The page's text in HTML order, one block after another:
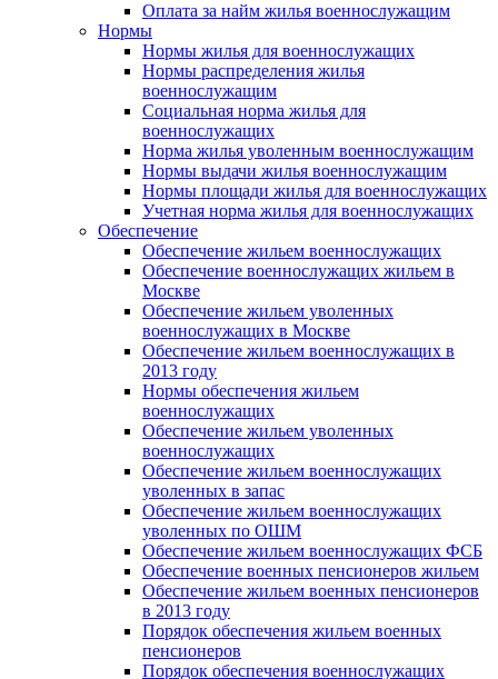
Оплата за найм жилья военнослужащим
Нормы
Нормы жилья для военнослужащих
Нормы распределения жилья
военнослужащим
Социальная норма жилья для
военнослужащих
Норма жилья уволенным военнослужащим
Нормы выдачи жилья военнослужащим
Нормы площади жилья для военнослужащих
Учетная норма жилья для военнослужащих
Обеспечение
Обеспечение жильем военнослужащих
Обеспечение военнослужащих жильем в
Москве
Обеспечение жильем уволенных
военнослужащих в Москве
Обеспечение жильем военнослужащих в
2013 году
Нормы обеспечения жильем
военнослужащих
Обеспечение жильем уволенных
военнослужащих
Обеспечение жильем военнослужащих
уволенных в запас
Обеспечение жильем военнослужащих
уволенных по ОШМ
Обеспечение жильем военнослужащих ФСБ
Обеспечение военных пенсионеров жильем
Обеспечение жильем военных пенсионеров
в 2013 году
Порядок обеспечения жильем военных
пенсионеров
Порядок обеспечения военнослужащих